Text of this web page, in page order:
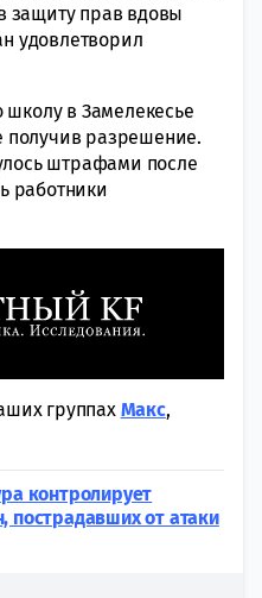
защиту прав вдовы
удовлетворил
школу в Замелекесье
получив разрешение.
штрафами после
работники
группах Макс,
контролирует
пострадавших от атаки